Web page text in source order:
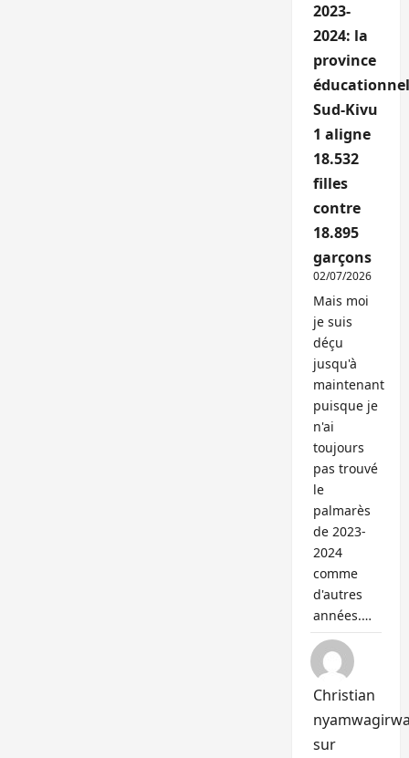
2023-
2024: la
province
Sud-Kivu
1 aligne
18.532
filles
contre
18.895
garçons
02/07/2026
Mais moi
je suis
déçu
jusqu'à
maintenant
puisque je
n'ai
toujours
pas trouvé
le
palmarès
de 2023-
2024
comme
d'autres
années.…
Christian
sur